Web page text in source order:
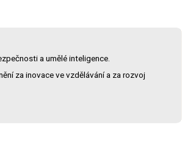
a umělé inteligence.
za inovace ve vzdělávání a za rozvoj